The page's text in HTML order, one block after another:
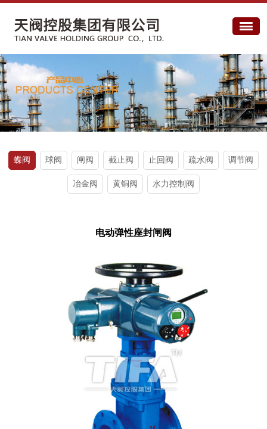
蝶阀 球阀 闸阀 截止阀 止回阀 疏水阀 调节阀
冶金阀 黄铜阀 水力控制阀
电动弹性座封闸阀